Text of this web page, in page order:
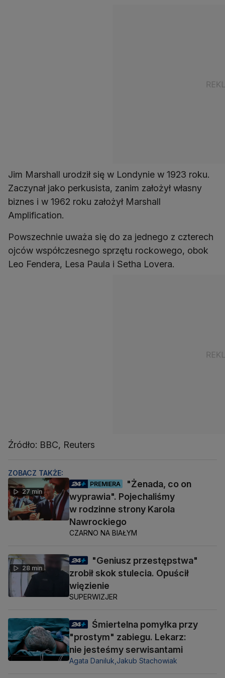
Jim Marshall urodził się w Londynie w 1923 roku.
Zaczynał jako perkusista, zanim założył własny
biznes i w 1962 roku założył Marshall
Amplification.
Powszechnie uważa się do za jednego z czterech
ojców współczesnego sprzętu rockowego, obok
Leo Fendera, Lesa Paula i Setha Lovera.
Źródło: BBC, Reuters
ZOBACZ TAKŻE:
27 min
PREMIERA
"Żenada, co on
wyprawia". Pojechaliśmy
w rodzinne strony Karola
Nawrockiego
CZARNO NA BIAŁYM
28 min
"Geniusz przestępstwa"
zrobił skok stulecia. Opuścił
więzienie
SUPERWIZJER
Śmiertelna pomyłka przy
"prostym" zabiegu. Lekarz:
nie jesteśmy serwisantami
Agata Daniluk, Jakub Stachowiak